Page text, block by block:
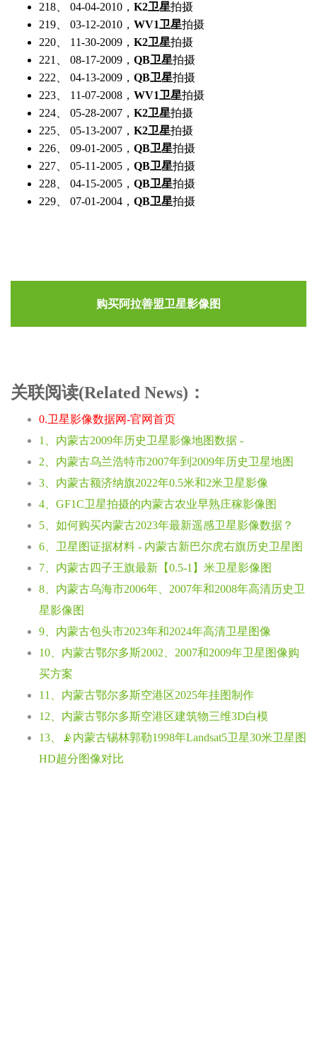
218、 04-04-2010， K2卫星拍摄
219、 03-12-2010， WV1卫星拍摄
220、 11-30-2009， K2卫星拍摄
221、 08-17-2009， QB卫星拍摄
222、 04-13-2009， QB卫星拍摄
223、 11-07-2008， WV1卫星拍摄
224、 05-28-2007， K2卫星拍摄
225、 05-13-2007， K2卫星拍摄
226、 09-01-2005， QB卫星拍摄
227、 05-11-2005， QB卫星拍摄
228、 04-15-2005， QB卫星拍摄
229、 07-01-2004， QB卫星拍摄
购买阿拉善盟卫星影像图
关联阅读(Related News)：
0.卫星影像数据网-官网首页
1、内蒙古2009年历史卫星影像地图数据 -
2、内蒙古乌兰浩特市2007年到2009年历史卫星地图
3、内蒙古额济纳旗2022年0.5米和2米卫星影像
4、GF1C卫星拍摄的内蒙古农业早熟庄稼影像图
5、如何购买内蒙古2023年最新遥感卫星影像数据？
6、卫星图证据材料 - 内蒙古新巴尔虎右旗历史卫星图
7、内蒙古四子王旗最新【0.5-1】米卫星影像图
8、内蒙古乌海市2006年、2007年和2008年高清历史卫
星影像图
9、内蒙古包头市2023年和2024年高清卫星图像
10、内蒙古鄂尔多斯2002、2007和2009年卫星图像购
买方案
11、内蒙古鄂尔多斯空港区2025年挂图制作
12、内蒙古鄂尔多斯空港区建筑物三维3D白模
13、📡内蒙古锡林郭勒1998年Landsat5卫星30米卫星图
HD超分图像对比